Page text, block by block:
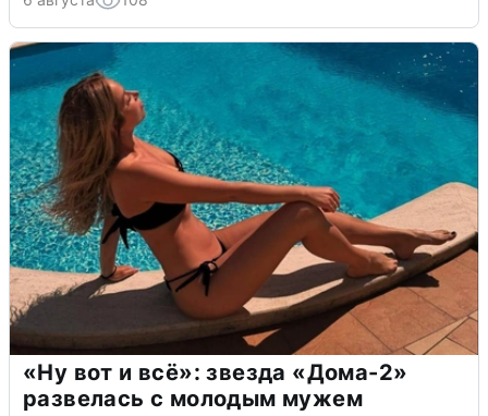
«Ну вот и всё»: звезда «Дома-2»
развелась с молодым мужем